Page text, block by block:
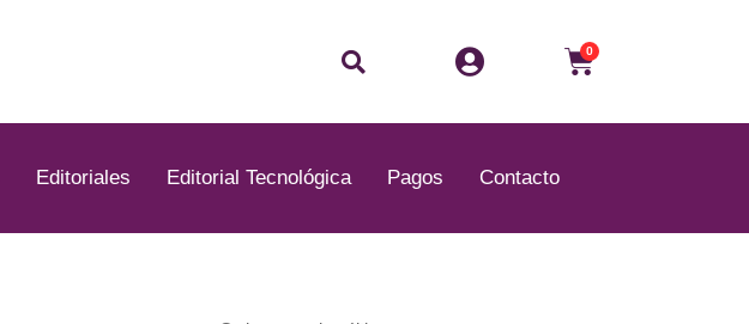
Buscar 0
Carrito
Editoriales Editorial Tecnológica Pagos Contacto